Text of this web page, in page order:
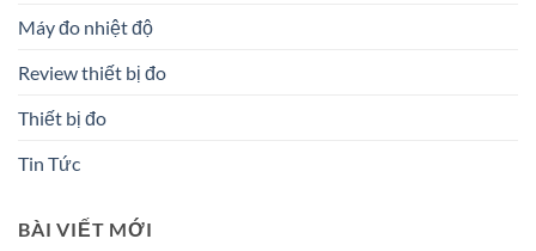
Máy đo nhiệt độ
Review thiết bị đo
Thiết bị đo
Tin Tức
BÀI VIẾT MỚI